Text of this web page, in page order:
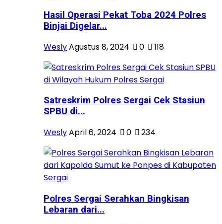
Hasil Operasi Pekat Toba 2024 Polres
Binjai Digelar...
WeslyAgustus 8, 2024 0 118
Satreskrim Polres Sergai Cek Stasiun
SPBU di...
WeslyApril 6, 2024 0 234
Polres Sergai Serahkan Bingkisan
Lebaran dari...